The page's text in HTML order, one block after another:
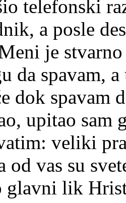
telefonski
a posle
je
da spavam,
dok spavam
upitao sam
veliki
od vas su
glavni lik